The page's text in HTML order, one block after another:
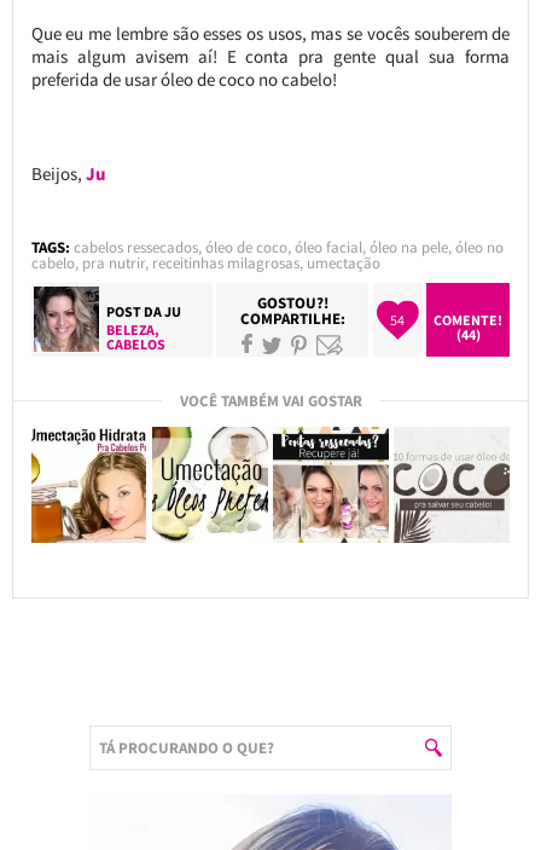
Que eu me lembre são esses os usos, mas se vocês souberem de
mais algum avisem aí! E conta pra gente qual sua forma
preferida de usar óleo de coco no cabelo!
Beijos, Ju
TAGS: cabelos ressecados,óleo de coco,óleo facial,óleo na pele,óleo no
cabelo, pra nutrir, receitinhas milagrosas, umectação
POST DAJU
BELEZA,
CABELOS
GOSTOU?!
COMPARTILHE: 54
COMENTE!
(44)
VOCÊ TAMBÉM VAI GOSTAR